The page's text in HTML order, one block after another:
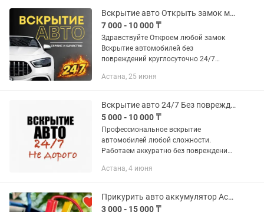
Вскрытие авто Открыть замок машины Открыть машину если ключи внутри осталис
7 000 - 10 000 ₸
Здравствуйте Откроем любой замок
Вскрытие автомобилей без
повреждений круглосуточно 24/7
остались Медвежатник круглосуточно
Астана, 25 июня
Вскрытие авто 24/7 Без повреждений Быстрый выезд Медвежатник Астана
5 000 - 10 000 ₸
Профессиональное вскрытие
автомобилей любой сложности.
Работаем аккуратно без повреждений
городу • Работаем 24/7 • Открываем
ключи...
Астана, 4 июня
Прикурить авто аккумулятор Астана завести машину 12/24 вольт
3 000 - 15 000 ₸